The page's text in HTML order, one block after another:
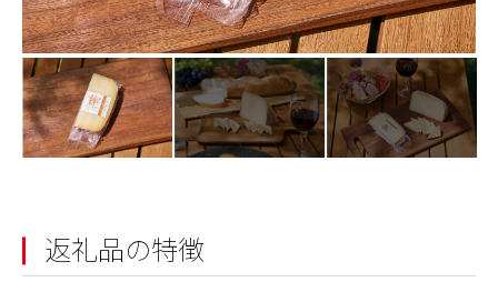
返礼品の特徴